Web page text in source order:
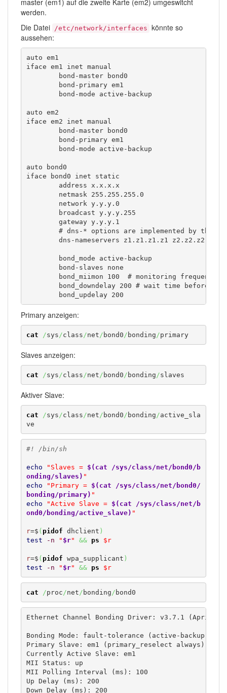
master (em1) auf die zweite Karte (em2) umgeswitcht
werden.
Die Datei /etc/network/interfaces könnte so
aussehen:
auto em1
iface em1 inet manual
auto em2
iface em2 inet manual
auto bond0
iface bond0 inet static
	bond_updelay 200
Primary anzeigen:
cat /sys /class /net / bond0 / bonding /primary
Slaves anzeigen:
cat /sys /class /net / bond0 / bonding /slaves
Aktiver Slave:
cat /sys /class /net / bond0 / bonding /active_sla
ve
#! /bin/sh
echo "Slaves = $(cat /sys/class/net/bond0/b
onding/slaves) "
echo
"Primary = $(cat /sys/class/net/bond0/
bonding/primary) "
echo
"Active Slave = $(cat /sys/class/net/b
ond0/bonding/active_slave) "
r=$ ( pidof dhclient )
test
-n " $r" && ps $r
r=$ ( pidof wpa_supplicant )
test
-n " $r" && ps $r
cat /proc /net / bonding / bond0
Ethernet Channel Bonding Driver: v3.7.1 (April
Bonding Mode: fault-tolerance (active-backup)
Primary Slave: em1 (primary_reselect always)
Currently Active Slave: em1
MII Status: up
MII Polling Interval (ms): 100
Up Delay (ms): 200
Down Delay (ms): 200